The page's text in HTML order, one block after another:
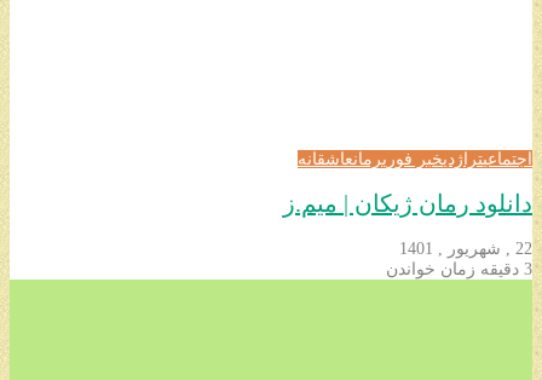
اجتماعیتراژدیخبر فوریرمانعاشقانه
دانلود رمان ژیکان | میم.ز
22 , شهریور , 1401
3 دقیقه زمان خواندن